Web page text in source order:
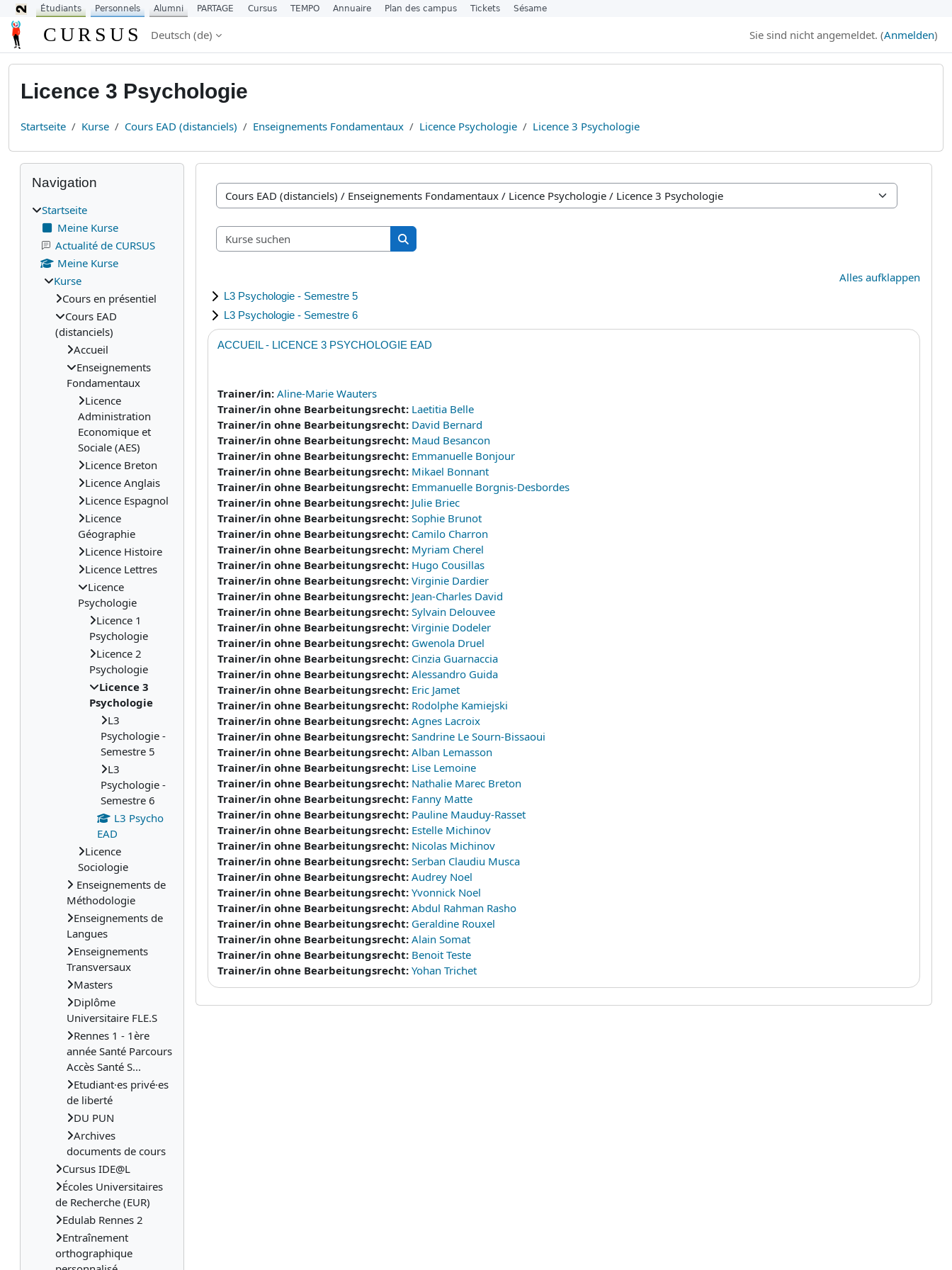
Zum HauptinhaltCURSUS Deutsch ‎(de)‎ Sie sind nicht angemeldet. (Anmelden)
Licence 3 Psychologie
Startseite Kurse Cours EAD (distanciels) Enseignements Fondamentaux Licence Psychologie Licence 3 Psychologie
Kursbereiche
Kurse suchen
Kurse suchen
Alles aufklappen
L3 Psychologie - Semestre 5
L3 Psychologie - Semestre 6
ACCUEIL - LICENCE 3 PSYCHOLOGIE EAD
Trainer/in: Aline-Marie Wauters
Trainer/in ohne Bearbeitungsrecht: Laetitia Belle
Trainer/in ohne Bearbeitungsrecht: David Bernard
Trainer/in ohne Bearbeitungsrecht: Maud Besancon
Trainer/in ohne Bearbeitungsrecht: Emmanuelle Bonjour
Trainer/in ohne Bearbeitungsrecht: Mikael Bonnant
Trainer/in ohne Bearbeitungsrecht: Emmanuelle Borgnis-Desbordes
Trainer/in ohne Bearbeitungsrecht: Julie Briec
Trainer/in ohne Bearbeitungsrecht: Sophie Brunot
Trainer/in ohne Bearbeitungsrecht: Camilo Charron
Trainer/in ohne Bearbeitungsrecht: Myriam Cherel
Trainer/in ohne Bearbeitungsrecht: Hugo Cousillas
Trainer/in ohne Bearbeitungsrecht: Virginie Dardier
Trainer/in ohne Bearbeitungsrecht: Jean-Charles David
Trainer/in ohne Bearbeitungsrecht: Sylvain Delouvee
Trainer/in ohne Bearbeitungsrecht: Virginie Dodeler
Trainer/in ohne Bearbeitungsrecht: Gwenola Druel
Trainer/in ohne Bearbeitungsrecht: Cinzia Guarnaccia
Trainer/in ohne Bearbeitungsrecht: Alessandro Guida
Trainer/in ohne Bearbeitungsrecht: Eric Jamet
Trainer/in ohne Bearbeitungsrecht: Rodolphe Kamiejski
Trainer/in ohne Bearbeitungsrecht: Agnes Lacroix
Trainer/in ohne Bearbeitungsrecht: Sandrine Le Sourn-Bissaoui
Trainer/in ohne Bearbeitungsrecht: Alban Lemasson
Trainer/in ohne Bearbeitungsrecht: Lise Lemoine
Trainer/in ohne Bearbeitungsrecht: Nathalie Marec Breton
Trainer/in ohne Bearbeitungsrecht: Fanny Matte
Trainer/in ohne Bearbeitungsrecht: Pauline Mauduy-Rasset
Trainer/in ohne Bearbeitungsrecht: Estelle Michinov
Trainer/in ohne Bearbeitungsrecht: Nicolas Michinov
Trainer/in ohne Bearbeitungsrecht: Serban Claudiu Musca
Trainer/in ohne Bearbeitungsrecht: Audrey Noel
Trainer/in ohne Bearbeitungsrecht: Yvonnick Noel
Trainer/in ohne Bearbeitungsrecht: Abdul Rahman Rasho
Trainer/in ohne Bearbeitungsrecht: Geraldine Rouxel
Trainer/in ohne Bearbeitungsrecht: Alain Somat
Trainer/in ohne Bearbeitungsrecht: Benoit Teste
Trainer/in ohne Bearbeitungsrecht: Yohan Trichet
Blöcke
Navigation überspringen
Navigation
Startseite
Meine Kurse
Actualité de CURSUS
Meine Kurse
Kurse
Cours en présentiel
Cours EAD
(distanciels)
Accueil
Enseignements
Fondamentaux
Licence
Administration
Economique et
Sociale (AES)
Licence Breton
Licence Anglais
Licence Espagnol
Licence
Géographie
Licence Histoire
Licence Lettres
Licence
Psychologie
Licence 1
Psychologie
Licence 2
Psychologie
Licence 3
Psychologie
L3
Psychologie -
Semestre 5
L3
Psychologie -
Semestre 6
L3 Psycho
EAD
Licence
Sociologie
Enseignements de
Méthodologie
Enseignements de
Langues
Enseignements
Transversaux
Masters
Diplôme
Universitaire FLE.S
Rennes 1 - 1ère
année Santé Parcours
Accès Santé S...
Etudiant·es privé·es
de liberté
DU PUN
Archives
documents de cours
Cursus IDE@L
Écoles Universitaires
de Recherche (EUR)
Edulab Rennes 2
Entraînement
orthographique
Étudiants Personnels Alumni PARTAGE Cursus TEMPO Annuaire Plan des campus Tickets Sésame